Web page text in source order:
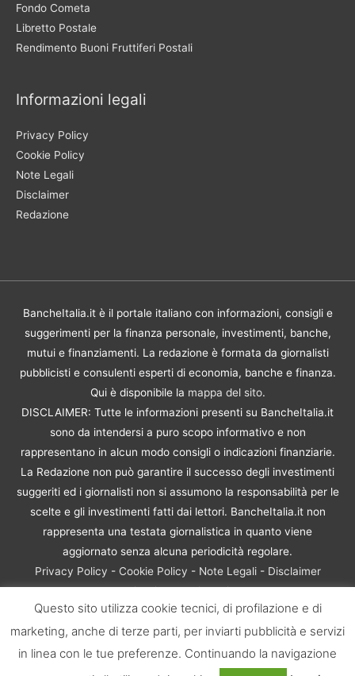
Fondo Cometa
Libretto Postale
Rendimento Buoni Fruttiferi Postali
Informazioni legali
Privacy Policy
Cookie Policy
Note Legali
Disclaimer
Redazione
BancheItalia.it è il portale italiano con informazioni, consigli e
suggerimenti per la finanza personale, investimenti, banche,
mutui e finanziamenti. La redazione è formata da giornalisti
pubblicisti e consulenti esperti di economia, banche e finanza.
Qui è disponibile la mappa del sito.
DISCLAIMER: Tutte le informazioni presenti su BancheItalia.it
sono da intendersi a puro scopo informativo e non
rappresentano in alcun modo consigli o indicazioni finanziarie.
La Redazione non può garantire il successo degli investimenti
suggeriti ed i giornalisti non si assumono la responsabilità per le
scelte e gli investimenti fatti dai lettori. BancheItalia.it non
rappresenta una testata giornalistica in quanto viene
aggiornato senza alcuna periodicità regolare.
Privacy Policy - Cookie Policy - Note Legali- Disclaimer
Rischio Investimenti
BancheItalia.it Copyright © 2021. Tutti i diritti sono riservati. |
P.IVA 10673901004 | Contenuti di proprietà di BancheItalia.it:
non sono riproducibili, neanche parzialmente, senza esplicita
Questo sito utilizza cookie tecnici, di profilazione e di
marketing, anche di terze parti, per inviarti pubblicità e servizi
in linea con le tue preferenze. Continuando la navigazione